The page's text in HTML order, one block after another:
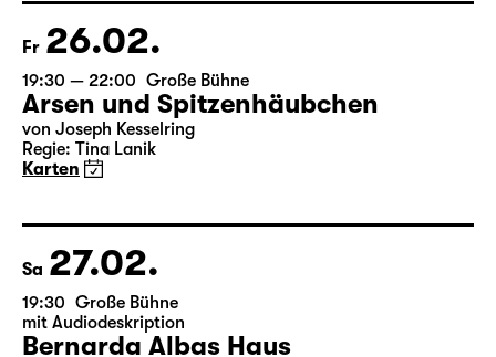
17:15 + 17:30 Einführung im Rangfoyer
Karten
Fr 26.02.
19:30 — 22:00
Arsen und Spitzenhäubchen
Regie: Tina Lanik
Karten
27.02.